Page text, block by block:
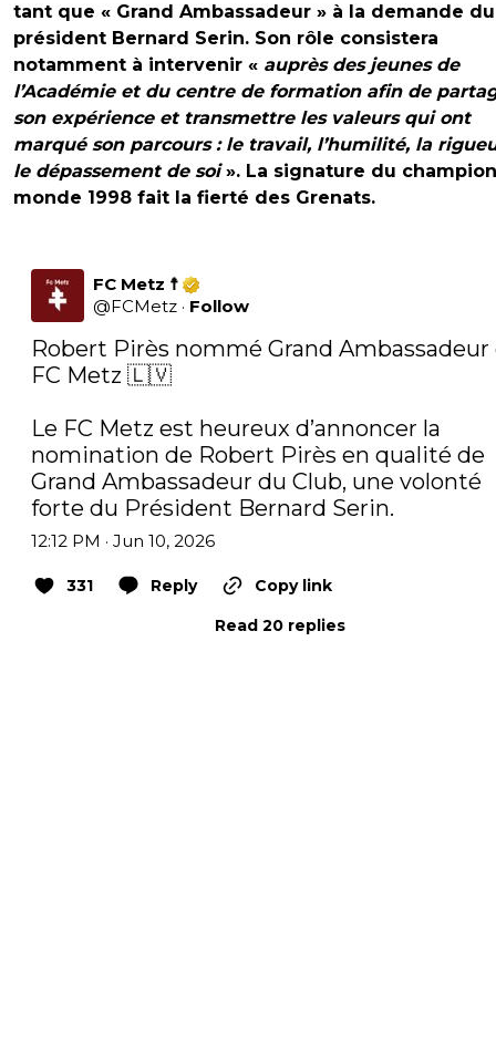
tant que « Grand Ambassadeur » à la demande du
président Bernard Serin. Son rôle consistera
notamment à intervenir « auprès des jeunes de
l’Académie et du centre de formation afin de
son expérience et transmettre les valeurs qui ont
marqué son parcours : le travail, l’humilité, la
le dépassement de soi». La signature du
monde 1998 fait la fierté des Grenats.
FC Metz ☨
@FCMetz · Follow
Robert Pirès nommé Grand Ambassadeur
FC Metz 🇱🇻
Le FC Metz est heureux d’annoncer la
nomination de Robert Pirès en qualité de
Grand Ambassadeur du Club, une volonté
forte du Président Bernard Serin.
12:12 PM · Jun 10, 2026
331 Reply
Copy link
Read 20 replies